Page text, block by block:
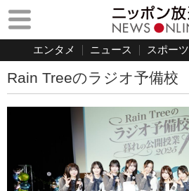
エンタメ ニュース スポーツ
Rain Treeのラジオ予備校